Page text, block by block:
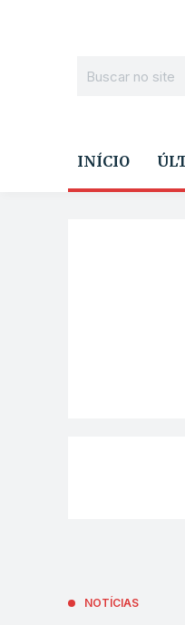
INÍCIO
NOTÍCIAS